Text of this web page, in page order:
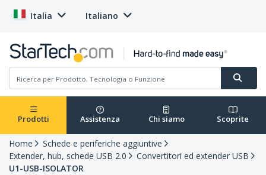
Italia Italiano
Prodotti Assistenza Chi siamo Scoprite
Home
Schede e periferiche aggiuntive
Extender, hub, schede USB 2.0
Convertitori ed extender USB
U1-USB-ISOLATOR